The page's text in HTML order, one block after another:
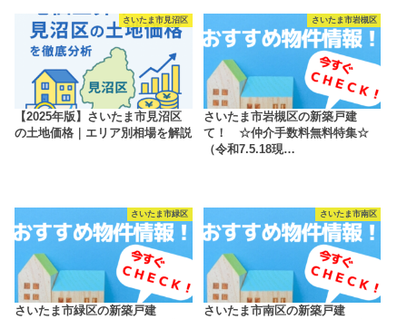
さいたま市見沼区
【2025年版】さいたま市見沼区
の土地価格｜エリア別相場を解説
さいたま市岩槻区
さいたま市岩槻区の新築戸建
て！ ☆仲介手数料無料特集☆
（令和7.5.18現…
さいたま市緑区
さいたま市緑区の新築戸建
さいたま市南区
さいたま市南区の新築戸建